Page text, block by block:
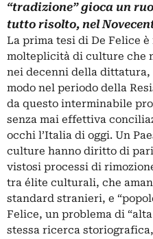
“tradizione” gioca un
tutto risolto, nel
La prima tesi di De Felice
molteplicità di culture che
nei decenni della
modo nel periodo della
da questo interminabile
senza mai effettiva
occhi l’Italia di oggi. Un
culture hanno diritto di
vistosi processi di
tra élite culturali, che
standard stranieri, e
Felice, un problema di
stessa ricerca